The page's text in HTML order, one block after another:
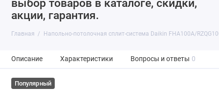
выбор товаров в каталоге, скидки,
акции, гарантия.
Главная Напольно-потолочная сплит-система Daikin FHA100A/
Описание Характеристики Вопросы и ответы 0
Популярный